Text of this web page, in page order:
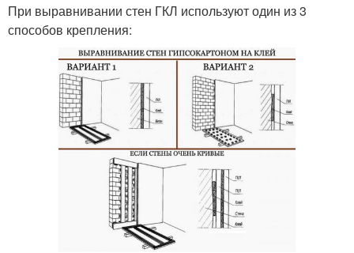
При выравнивании стен ГКЛ используют один из 3
способов крепления: